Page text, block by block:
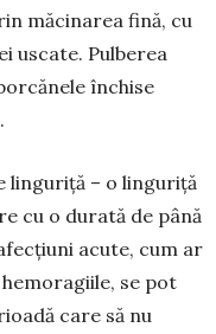
mă­ci­­narea fină, cu
uscate. Pulberea
închise
linguriță – o linguriță
cu o durată de până
acute, cum ar
se pot
care să nu